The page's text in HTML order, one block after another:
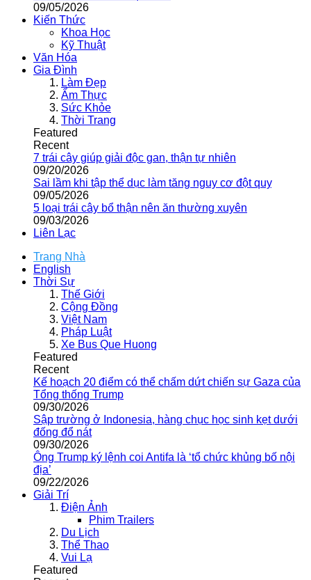
09/05/2026
Kiến Thức
Khoa Học
Kỹ Thuật
Văn Hóa
Gia Đình
Làm Đẹp
Ẩm Thực
Sức Khỏe
Thời Trang
Featured
Recent
7 trái cây giúp giải độc gan, thận tự nhiên
09/20/2026
Sai lầm khi tập thể dục làm tăng nguy cơ đột quỵ
09/05/2026
5 loại trái cây bổ thận nên ăn thường xuyên
09/03/2026
Liên Lạc
Trang Nhà
English
Thời Sự
Thế Giới
Cộng Đồng
Việt Nam
Pháp Luật
Xe Bus Que Huong
Featured
Recent
Kế hoạch 20 điểm có thể chấm dứt chiến sự Gaza của
Tổng thống Trump
09/30/2026
Sập trường ở Indonesia, hàng chục học sinh kẹt dưới
đống đổ nát
09/30/2026
Ông Trump ký lệnh coi Antifa là ‘tổ chức khủng bố nội
địa’
09/22/2026
Giải Trí
Điện Ảnh
Phim Trailers
Du Lịch
Thể Thao
Vui Lạ
Featured